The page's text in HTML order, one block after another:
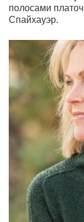
полосами
Спайхауэр.